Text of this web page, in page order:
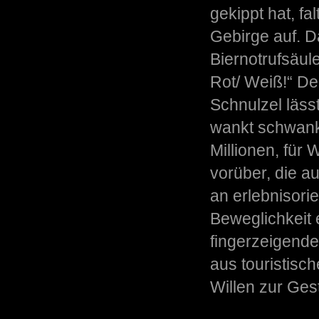
gekippt hat,
Gebirge auf.
Rot/ Weiß!“
Schnulzel
wankt
Millionen, für
vorüber, die
an
Beweglichkeit
aus
Willen zur